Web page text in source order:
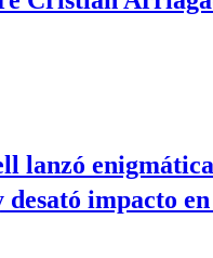
lanzó
impacto